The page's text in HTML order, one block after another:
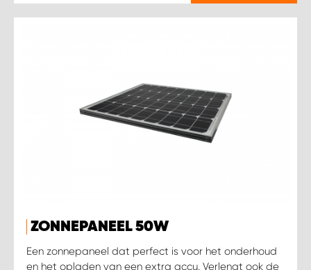
ZONNEPANEEL 50W
Een zonnepaneel dat perfect is voor het onderhoud
en het opladen van een extra accu. Verlengt ook de